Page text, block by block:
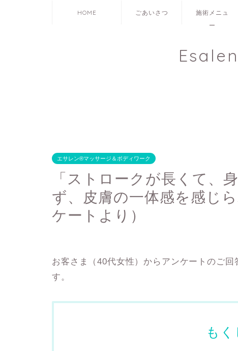
HOME ごあいさつ
施術メニュ
ー
エサレン®マッサージ＆ボディワーク
「ストロークが長くて、
ず、皮膚の一体感を感じ
ケートより）
お客さま（40代女性）からアンケートのご
す。
もく